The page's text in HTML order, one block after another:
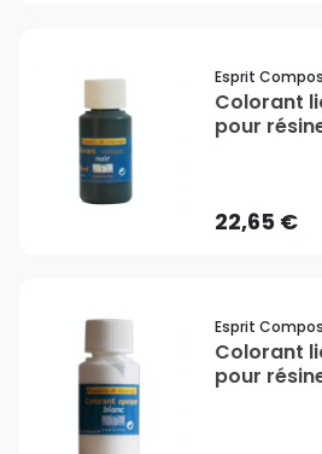
Esprit
Colorant
pour
22,65 €
Esprit
Colorant
pour